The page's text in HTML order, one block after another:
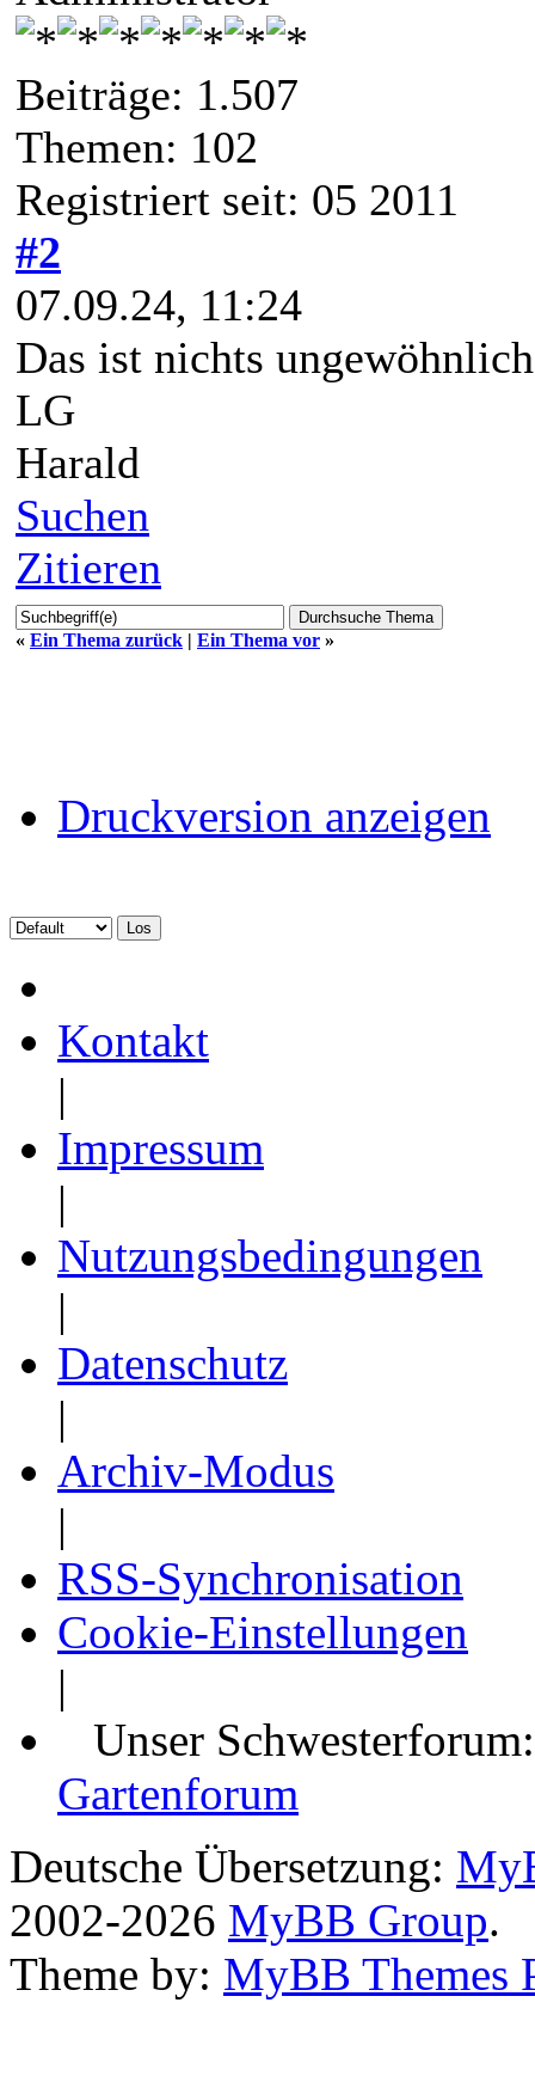
Beiträge: 1.507
Themen: 102
Registriert seit: 05 2011
#2
07.09.24, 11:24
Das ist nichts
LG
Harald
Suchen
Zitieren
« Ein Thema zurück | Ein Thema vor »
Druckversion anzeigen
Kontakt
|
Impressum
|
Nutzungsbedingungen
|
Datenschutz
|
Archiv-Modus
|
RSS-Synchronisation
Cookie-Einstellungen
|
Unser
Gartenforum
Deutsche Übersetzung:
2002-2026 MyBB Group.
Theme by: MyBB Themes